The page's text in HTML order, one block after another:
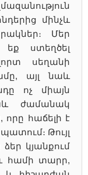
մինչև
Մեր
ստեղծել
սեղանի
այլ նաև
ոչ միայն
ժամանակ
որը հաճելի է
Թույլ
կյանքում
համի տարր,